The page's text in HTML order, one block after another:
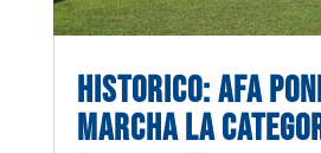
HISTORICO: AFA
MARCHA LA